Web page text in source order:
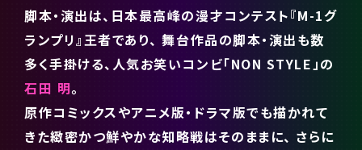
脚本・演出は、日本最高峰の漫才コンテスト『M-1グ
ランプリ』王者であり、 舞台作品の脚本・演出も数
多く手掛ける、人気お笑いコンビ「NON STYLE」の
石田 明。
原作コミックスやアニメ版・ドラマ版でも描かれて
きた緻密かつ鮮やかな知略戦はそのままに、 さらに